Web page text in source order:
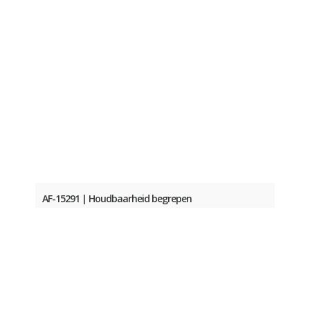
AF-15291 | Houdbaarheid begrepen